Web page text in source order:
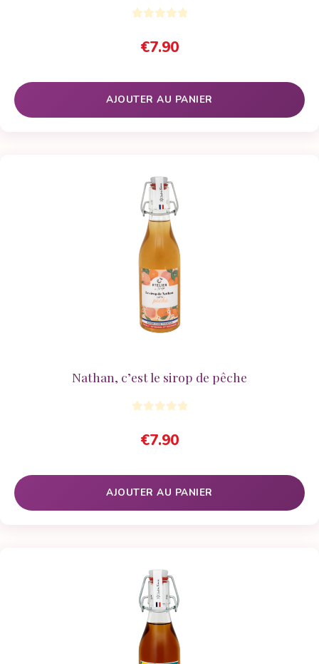
€7.90
AJOUTER AU PANIER
Nathan, c’est le sirop de pêche
€7.90
AJOUTER AU PANIER